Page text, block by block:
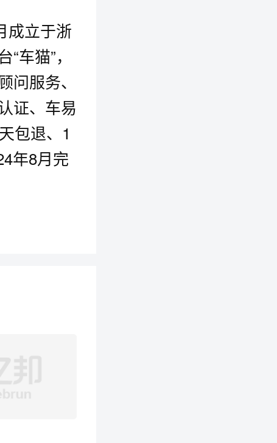
成立于浙
车猫”，
服务、
证、车易
包退、1
年8月完